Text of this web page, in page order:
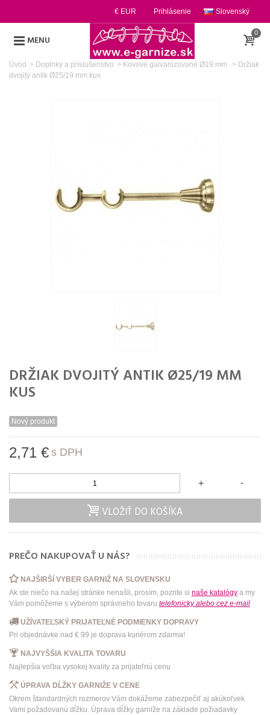
Slovenský
Prihlásenie
€ EUR
MENU
0
Úvod > Doplnky a príslušenstvo > Kovové galvanizované Ø19 mm > Držiak
dvojitý antik Ø25/19 mm kus
DRŽIAK DVOJITÝ ANTIK Ø25/19 MM
KUS
Nový produkt
2,71 € s DPH
-
+
VLOŽIŤ DO KOŠÍKA
PREČO NAKUPOVAŤ U NÁS?
NAJŠIRŠÍ VYBER GARNIŽ NA SLOVENSKU
Ak ste niečo na našej stránke nenašli, prosím, pozrite si naše katalógy a my
Vám pomôžeme s výberom správneho tovaru telefonicky alebo cez e-mail
UŽÍVATEĽSKÝ PRIJATEĽNÉ PODMIENKY DOPRAVY
Pri objednávke nad € 99 je doprava kuriérom zdarma!
NAJVYŠŠIA KVALITA TOVARU
Najlepšia voľba vysokej kvality za prijateľnú cenu
ÚPRAVA DĹŽKY GARNIŽE V CENE
Okrem štandardných rozmerov Vám dokážeme zabezpečiť aj akúkoľvek
Vami požadovanú dĺžku. Úprava dĺžky garniže na základe požiadavky